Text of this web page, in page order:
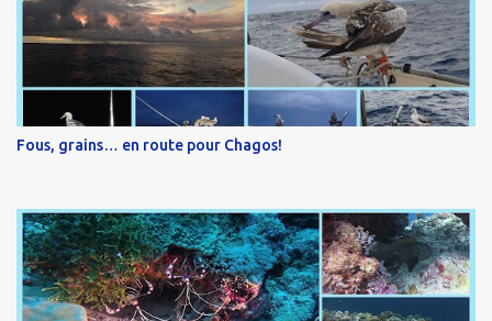
Fous, grains… en route pour Chagos!